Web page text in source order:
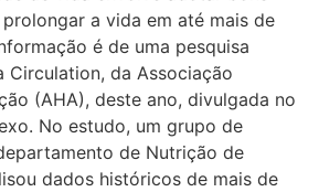
a vida em até mais de
é de uma pesquisa
Circulation, da Associação
(AHA), deste ano, divulgada no
No estudo, um grupo de
de Nutrição de
dados históricos de mais de